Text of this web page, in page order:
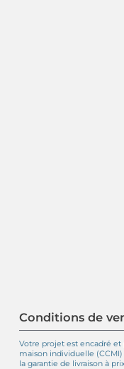
Conditions de
Votre projet est encadré
maison individuelle
la garantie de livraison à